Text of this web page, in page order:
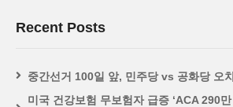
Recent Posts
중간선거 100일 앞, 민주당 vs 공화당 오
미국 건강보험 무보험자 급증 ‘ACA 290